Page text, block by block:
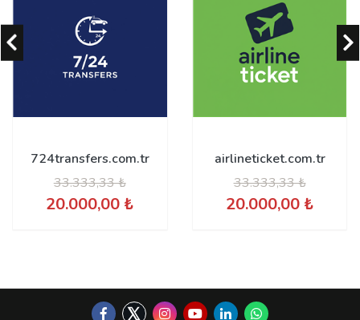
724transfers.com.tr
33.333,33 ₺
20.000,00 ₺
airlineticket.com.tr
33.333,33 ₺
20.000,00 ₺